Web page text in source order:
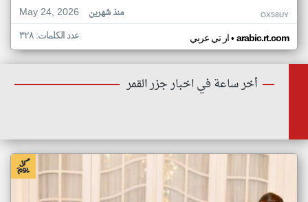
May 24, 2026
منذ شهرين OX58UY
ار تي عربي• arabic.rt.com عدد الكلمات: ٣٢٨
أخر ساعة في اخبار جزر القمر